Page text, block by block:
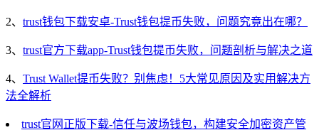
2、 trust钱包下载安卓-Trust钱包提币失败，问题究竟出在哪？
3、 trust官方下载app-Trust钱包提币失败，问题剖析与解决之道
4、 Trust Wallet提币失败？别焦虑！5大常见原因及实用解决方
法全解析
trust官网正版下载-信任与波场钱包，构建安全加密资产管